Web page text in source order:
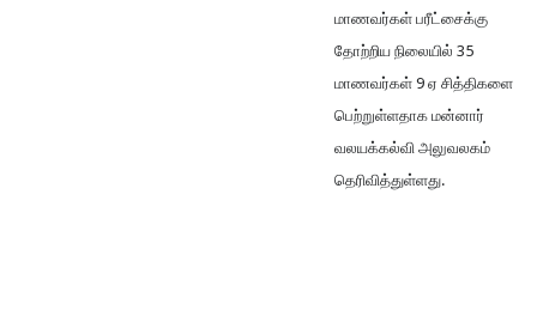
மாணவர்கள் பரீட்சைக்கு
தோற்றிய நிலையில் 35
மாணவர்கள் 9 ஏ சித்திகளை
பெற்றுள்ளதாக மன்னார்
வலயக்கல்வி அலுவலகம்
தெரிவித்துள்ளது.